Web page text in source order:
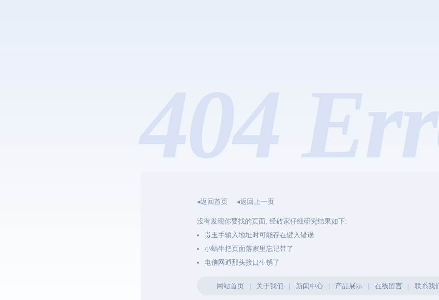
404
◂返回首页 ◂返回上一页
没有发现你要找的页面, 经砖家仔细研究结果如下:
贵玉手输入地址时可能存在键入错误
小蜗牛把页面落家里忘记带了
电信网通那头接口生锈了
网站首页 | 关于我们 | 新闻中心| 产品展示 | 在线留言| 联系我